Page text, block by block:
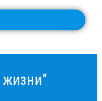
жизни"